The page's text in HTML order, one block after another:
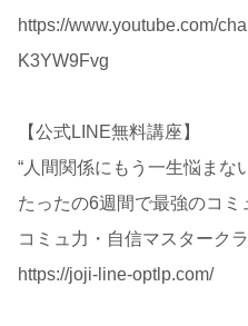
https://www.youtube.com/
K3YW9Fvg
【公式LINE無料講座】
“人間関係にもう一生悩まな
たったの6週間で最強のコミ
コミュ力・自信マスターク
https://joji-line-optlp.com/